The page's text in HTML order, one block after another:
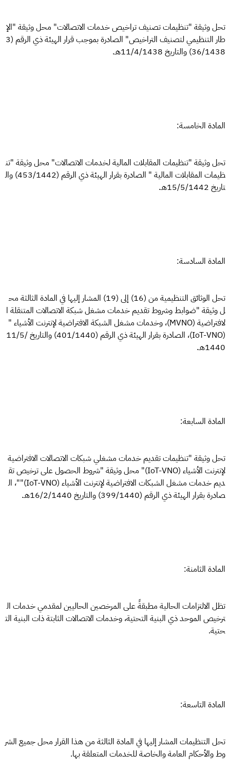
تحل وثيقة "تنظيمات تصنيف تراخيص خدمات الاتصالات" محل وثيقة "الإ
طار التنظيمي لتصنيف التراخيص" الصادرة بموجب قرار الهيئة ذي الرقم (3
36/1438) والتاريخ 11/4/1438هـ.
المادة الخامسة:
تحل وثيقة "تنظيمات المقابلات المالية لخدمات الاتصالات" محل وثيقة "تن
ظيمات المقابلات المالية " الصادرة بقرار الهيئة ذي الرقم (453/1442) وال
تاريخ 15/5/1442هـ.
المادة السادسة:
تحل الوثائق التنظيمية من (16) إلى (19) المشار إليها في المادة الثالثة مح
ل وثيقة "ضوابط وشروط تقديم خدمات مشغل شبكة الاتصالات المتنقلة ا
لافتراضية (MVNO)، وخدمات مشغل الشبكة الافتراضية لإنترنت الأشياء "
(IoT-VNO)، الصادرة بقرار الهيئة ذي الرقم (401/1440) والتاريخ 11/5/
1440هـ.
المادة السابعة:
تحل وثيقة "تنظيمات تقديم خدمات مشغلي شبكات الاتصالات الافتراضية
لإنترنت الأشياء (IoT-VNO)" محل وثيقة "شروط الحصول على ترخيص تق
ديم خدمات مشغل الشبكات الافتراضية لإنترنت الأشياء (IoT-VNO)""، ال
صادرة بقرار الهيئة ذي الرقم (399/1440) والتاريخ 16/2/1440هـ.
المادة الثامنة:
تظل الالتزامات الحالية مطبقةً على المرخصين الحاليين لمقدمي خدمات ال
ترخيص الموحد ذي البنية التحتية، وخدمات الاتصالات الثابتة ذات البنية الت
حتية.
المادة التاسعة:
تحل التنظيمات المشار إليها في المادة الثالثة من هذا القرار محل جميع الشر
وط والأحكام العامة والخاصة للخدمات المتعلقة بها.